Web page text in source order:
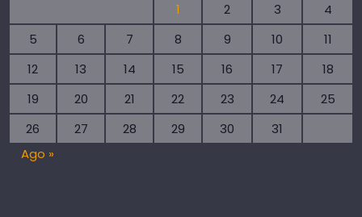
1
2 3
4
5
6 7 8 9 10
11
12
13 14 15 16 17
18
19
20 21 22 23 24
25
26
27 28 29 30
31
Ago »